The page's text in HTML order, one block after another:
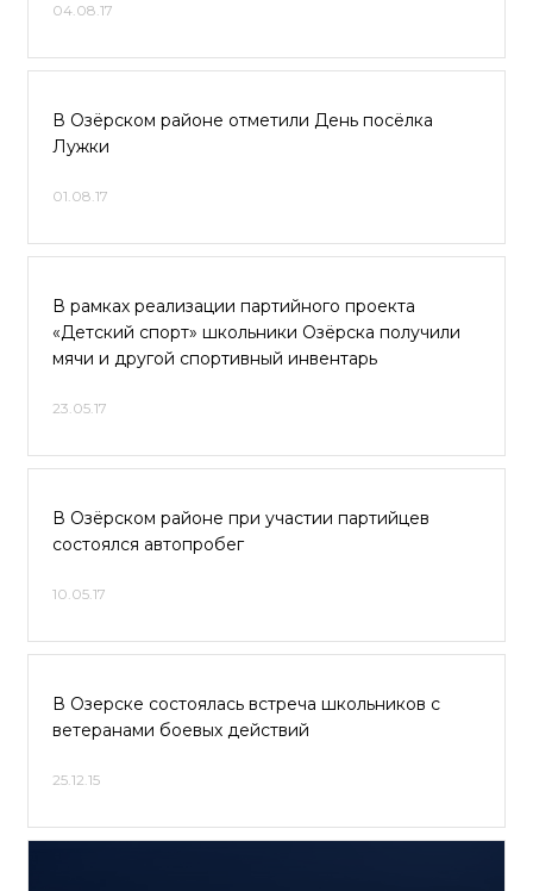
04.08.17
В Озёрском районе отметили День посёлка
Лужки
01.08.17
В рамках реализации партийного проекта
«Детский спорт» школьники Озёрска получили
мячи и другой спортивный инвентарь
23.05.17
В Озёрском районе при участии партийцев
состоялся автопробег
10.05.17
В Озерске состоялась встреча школьников с
ветеранами боевых действий
25.12.15